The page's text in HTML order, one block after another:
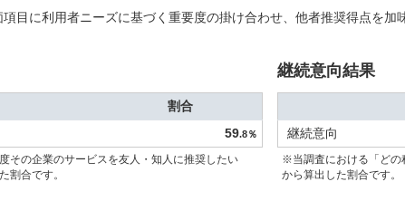
目に利用者ニーズに基づく重要度の掛け合わせ、他者推奨得点を加
割合
59.8％
その企業のサービスを友人・知人に推奨したい
割合です。
継続意向結果
継続意向
※当調査における「どの
から算出した割合です。